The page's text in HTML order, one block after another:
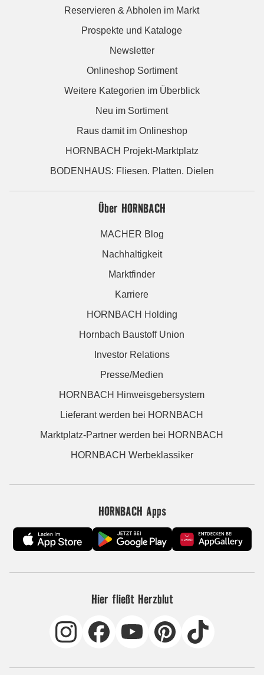
Reservieren & Abholen im Markt
Prospekte und Kataloge
Newsletter
Onlineshop Sortiment
Weitere Kategorien im Überblick
Neu im Sortiment
Raus damit im Onlineshop
HORNBACH Projekt-Marktplatz
BODENHAUS: Fliesen. Platten. Dielen
Über HORNBACH
MACHER Blog
Nachhaltigkeit
Marktfinder
Karriere
HORNBACH Holding
Hornbach Baustoff Union
Investor Relations
Presse/Medien
HORNBACH Hinweisgebersystem
Lieferant werden bei HORNBACH
Marktplatz-Partner werden bei HORNBACH
HORNBACH Werbeklassiker
HORNBACH Apps
Hier fließt Herzblut